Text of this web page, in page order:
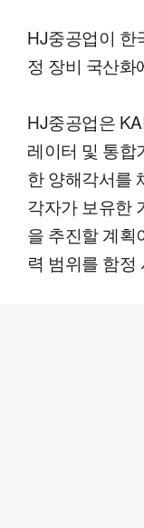
HJ중공업이 한
정 장비 국산화
HJ중공업은
레이터 및 통합
한 양해각서를
각자가 보유한
을 추진할 계획
력 범위를 함정